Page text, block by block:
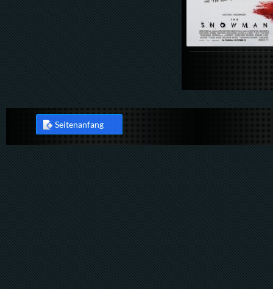
Seitenanfang